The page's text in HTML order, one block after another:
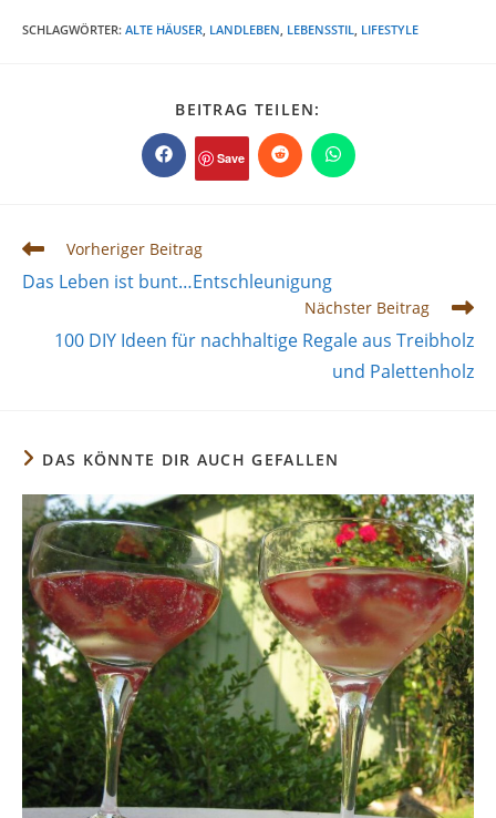
SCHLAGWÖRTER: ALTE HÄUSER LANDLEBEN LEBENSSTIL LIFESTYLE
BEITRAG TEILEN:
INHALT
TEILEN
Öffnet
in
Save Öffnet
in
Öffnet
in
Weitere
ansehen
Vorheriger Beitrag
Das Leben ist bunt…Entschleunigung
Nächster Beitrag
100 DIY Ideen für nachhaltige Regale aus Treibholz
und Palettenholz
DAS KÖNNTE DIR AUCH GEFALLEN